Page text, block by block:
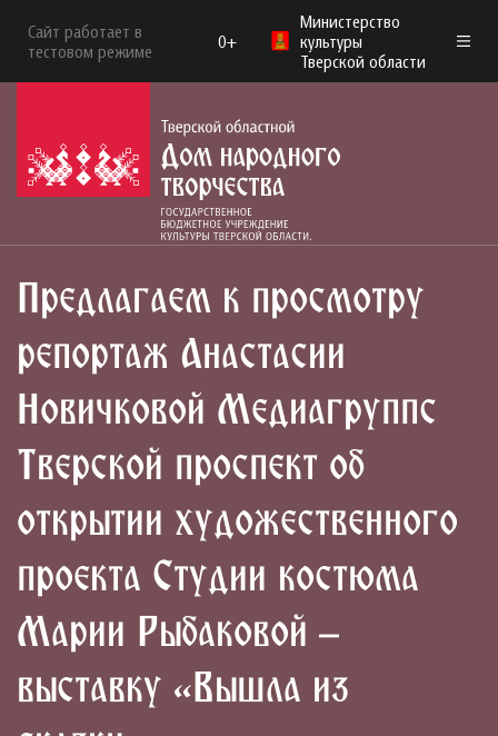
Сайт работает в
тестовом режиме
0+
Министерство
культуры
Тверской области
Предлагаем к просмотру
репортаж Анастасии
Новичковой Медиагруппs
Тверской проспект об
открытии художественного
проекта Студии костюма
Марии Рыбаковой –
выставку «Вышла из